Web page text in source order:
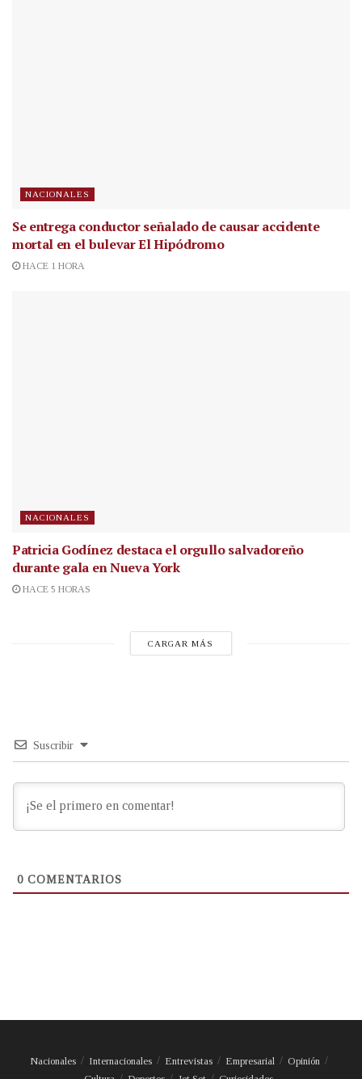
NACIONALES
Se entrega conductor señalado de causar accidente
mortal en el bulevar El Hipódromo
HACE 1 HORA
NACIONALES
Patricia Godínez destaca el orgullo salvadoreño
durante gala en Nueva York
HACE 5 HORAS
CARGAR MÁS
Suscribir
0 COMENTARIOS
Nacionales Internacionales Entrevistas Empresarial
Opinión